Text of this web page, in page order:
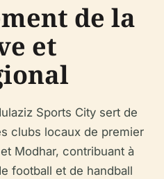
de la
et
Sports City sert de
clubs locaux de premier
Modhar, contribuant à
football et de handball